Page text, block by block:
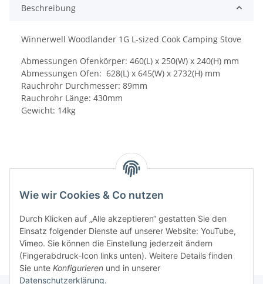
Beschreibung
Winnerwell Woodlander 1G L-sized Cook Camping Stove
Abmessungen Ofenkörper: 460(L) x 250(W) x 240(H) mm
Abmessungen Ofen: 628(L) x 645(W) x 2732(H) mm
Rauchrohr Durchmesser: 89mm
Rauchrohr Länge: 430mm
Gewicht: 14kg
Wie wir Cookies & Co nutzen
Durch Klicken auf „Alle akzeptieren“ gestatten Sie den
Einsatz folgender Dienste auf unserer Website: YouTube,
Vimeo. Sie können die Einstellung jederzeit ändern
(Fingerabdruck-Icon links unten). Weitere Details finden
Sie unte Konfigurieren und in unserer
Datenschutzerklärung.